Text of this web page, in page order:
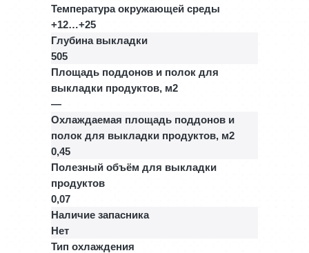
Температура окружающей среды
+12…+25
Глубина выкладки
505
Площадь поддонов и полок для
выкладки продуктов, м2
—
Охлаждаемая площадь поддонов и
полок для выкладки продуктов, м2
0,45
Полезный объём для выкладки
продуктов
0,07
Наличие запасника
Нет
Тип охлаждения